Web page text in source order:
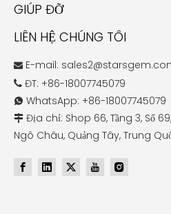
GIÚP ĐỠ
LIÊN HỆ CHÚNG TÔI
 E-mail:
 ĐT: +86-18007745079
 WhatsApp: +86-18007745079
 Địa chỉ: Shop 66, Tầng 3, Số
Ngô Châu, Quảng Tây, Trung